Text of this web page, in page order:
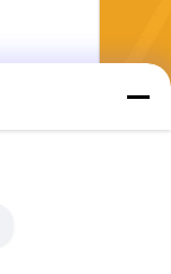
Wysłać